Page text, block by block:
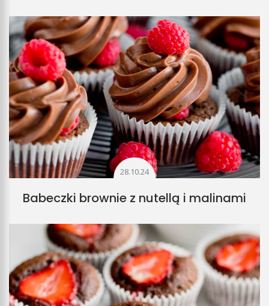
28.10.24
Babeczki brownie z nutellą i malinami